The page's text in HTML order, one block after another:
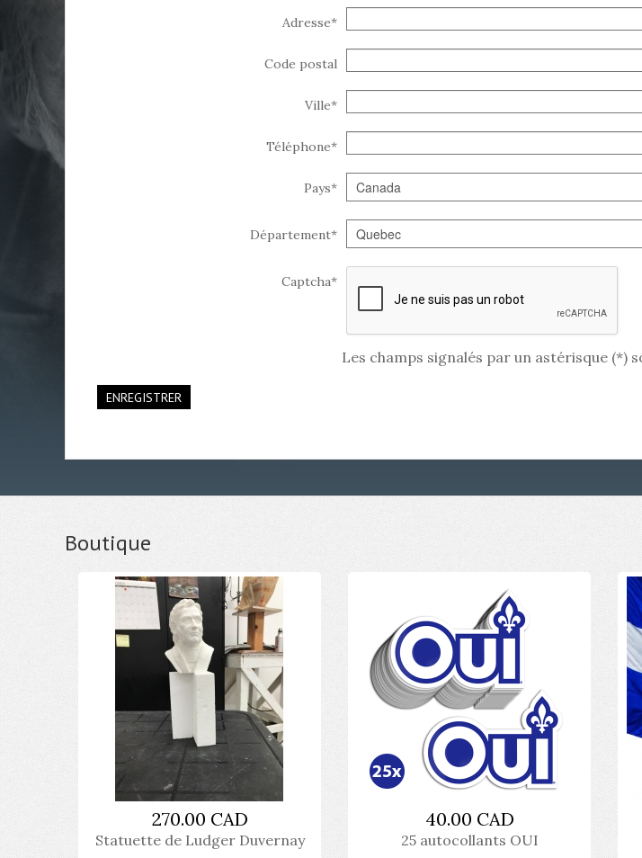
Adresse*
Code postal
Ville*
Téléphone*
Pays*
Département*
Captcha*
Les champs signalés par un astérisque (*)
ENREGISTRER
Boutique
270.00 CAD
Statuette de Ludger Duvernay
40.00 CAD
25 autocollants OUI